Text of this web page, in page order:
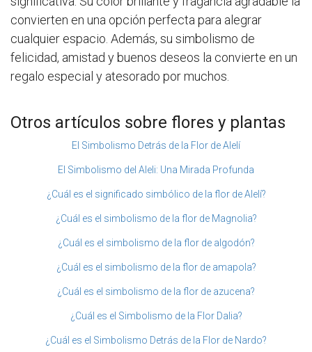
convierten en una opción perfecta para alegrar
cualquier espacio. Además, su simbolismo de
felicidad, amistad y buenos deseos la convierte en un
regalo especial y atesorado por muchos.
Otros artículos sobre flores y plantas
El Simbolismo Detrás de la Flor de Alelí
El Simbolismo del Aleli: Una Mirada Profunda
¿Cuál es el significado simbólico de la flor de Alelí?
¿Cuál es el simbolismo de la flor de Magnolia?
¿Cuál es el simbolismo de la flor de algodón?
¿Cuál es el simbolismo de la flor de amapola?
¿Cuál es el simbolismo de la flor de azucena?
¿Cuál es el Simbolismo de la Flor Dalia?
¿Cuál es el Simbolismo Detrás de la Flor de Nardo?